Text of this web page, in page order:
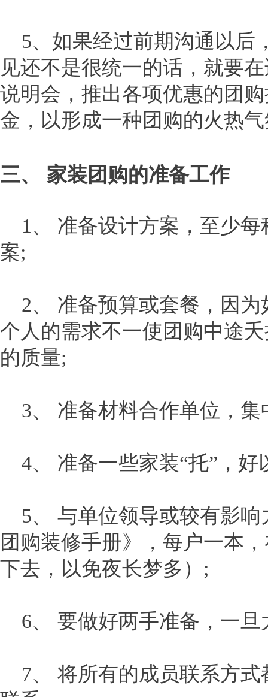
5、如果经过前期沟通以后
见还不是很统一的话，就要
说明会，推出各项优惠的团
金，以形成一种团购的火热
三、 家装团购的准备工作
1、 准备设计方案，至少每
案;
2、 准备预算或套餐，因为
个人的需求不一使团购中途
的质量;
3、 准备材料合作单位，集
4、 准备一些家装“托”，好
5、 与单位领导或较有影响
团购装修手册》，每户一本
下去，以免夜长梦多）;
6、 要做好两手准备，一旦
7、 将所有的成员联系方式